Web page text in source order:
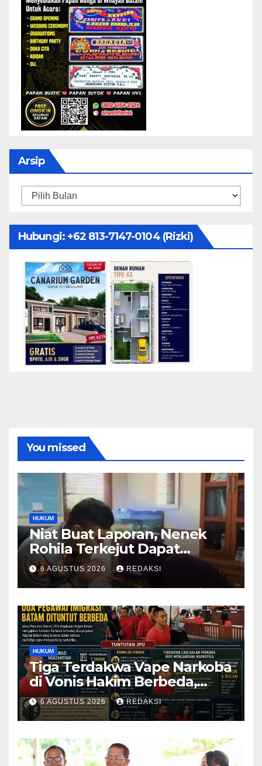
Arsip
Arsip
Hubungi: ‪+62 813-7147-0104‬ (Rizki)
You missed
HUKUM
Niat Buat Laporan, Nenek
Rohila Terkejut Dapat
Bantuan dari Kabid Propam
Kombes Pol Eddwi
6 AGUSTUS 2026 REDAKSI
HUKUM
Tiga Terdakwa Vape Narkoba
di Vonis Hakim Berbeda,
Oknum Pegawai Imigrasi
Batam Paling Ringan
6 AGUSTUS 2026 REDAKSI